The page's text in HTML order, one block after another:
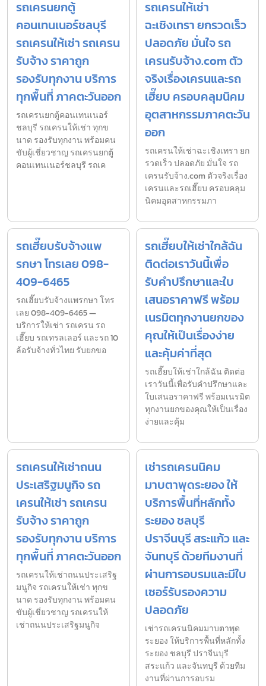
รถเครนยกตู้
คอนเทนเนอร์ชลบุรี
รถเครนให้เช่า รถเครน
รับจ้าง ราคาถูก
รองรับทุกงาน บริการ
ทุกพื้นที่ ภาคตะวันออก
รถเครนยกตู้คอนเทนเนอร์
ชลบุรี รถเครนให้เช่า ทุกข
นาด รองรับทุกงาน พร้อมคน
ขับผู้เชี่ยวชาญ รถเครนยกตู้
คอนเทนเนอร์ชลบุรี รถเค
รถเครนให้เช่า
ฉะเชิงเทรา ยกรวดเร็ว
ปลอดภัย มั่นใจ รถ
เครนรับจ้าง.com ตัว
จริงเรื่องเครนและรถ
เฮี๊ยบ ครอบคลุมนิคม
อุตสาหกรรมภาคตะวัน
ออก
รถเครนให้เช่าฉะเชิงเทรา ยก
รวดเร็ว ปลอดภัย มั่นใจ รถ
เครนรับจ้าง.com ตัวจริงเรื่อง
เครนและรถเฮี๊ยบ ครอบคลุม
นิคมอุตสาหกรรมภา
รถเฮี๊ยบรับจ้างแพ
รกษา โทรเลย 098-
409-6465
รถเฮี๊ยบรับจ้างแพรกษา โทร
เลย 098-409-6465 —
บริการให้เช่า รถเครน รถ
เฮี๊ยบ รถเทรลเลอร์ และรถ 10
ล้อรับจ้างทั่วไทย รับยกขอ
รถเฮี๊ยบให้เช่าใกล้ฉัน
ติดต่อเราวันนี้เพื่อ
รับคำปรึกษาและใบ
เสนอราคาฟรี พร้อม
เนรมิตทุกงานยกของ
คุณให้เป็นเรื่องง่าย
และคุ้มค่าที่สุด
รถเฮี๊ยบให้เช่าใกล้ฉัน ติดต่อ
เราวันนี้เพื่อรับคำปรึกษาและ
ใบเสนอราคาฟรี พร้อมเนรมิต
ทุกงานยกของคุณให้เป็นเรื่อง
ง่ายและคุ้ม
รถเครนให้เช่าถนน
ประเสริฐมนูกิจ รถ
เครนให้เช่า รถเครน
รับจ้าง ราคาถูก
รองรับทุกงาน บริการ
ทุกพื้นที่ ภาคตะวันออก
รถเครนให้เช่าถนนประเสริฐ
มนูกิจ รถเครนให้เช่า ทุกข
นาด รองรับทุกงาน พร้อมคน
ขับผู้เชี่ยวชาญ รถเครนให้
เช่าถนนประเสริฐมนูกิจ
เช่ารถเครนนิคม
มาบตาพุดระยอง ให้
บริการพื้นที่หลักทั้ง
ระยอง ชลบุรี
ปราจีนบุรี สระแก้ว และ
จันทบุรี ด้วยทีมงานที่
ผ่านการอบรมและมีใบ
เซอร์รับรองความ
ปลอดภัย
เช่ารถเครนนิคมมาบตาพุด
ระยอง ให้บริการพื้นที่หลักทั้ง
ระยอง ชลบุรี ปราจีนบุรี
สระแก้ว และจันทบุรี ด้วยทีม
งานที่ผ่านการอบรม